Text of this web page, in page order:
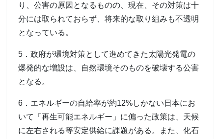
り、公害の原因となるものの、現在、その対策は十
分には取られておらず、将来的な取り組みも不透明
となっている。
5．政府が環境対策として進めてきた太陽光発電の
爆発的な増設は、自然環境そのものを破壊する公害
となる。
6．エネルギーの自給率が約12%しかない日本にお
いて「再生可能エネルギー」に偏った政策は、天候
に左右される等安定供給に課題がある。また、化石